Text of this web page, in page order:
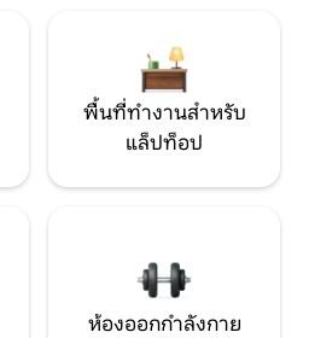
พื้นที่ทำงานสำหรับ
แล็ปท็อป
ห้องออกกำลังกาย